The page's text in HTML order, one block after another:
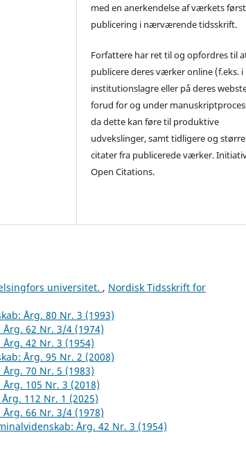
med en anerkendelse af værkets
publicering i nærværende tidsskrift.
Forfattere har ret til og opfordres til
publicere deres værker online (f.eks. i
institutionslagre eller på deres
forud for og under
da dette kan føre til produktive
udvekslinger, samt tidligere og større
citater fra publicerede værker.
Open Citations.
universitet. , Nordisk Tidsskrift for
Årg. 80 Nr. 3 (1993)
62 Nr. 3/4 (1974)
42 Nr. 3 (1954)
Årg. 95 Nr. 2 (2008)
70 Nr. 5 (1983)
105 Nr. 3 (2018)
112 Nr. 1 (2025)
66 Nr. 3/4 (1978)
Årg. 42 Nr. 3 (1954)